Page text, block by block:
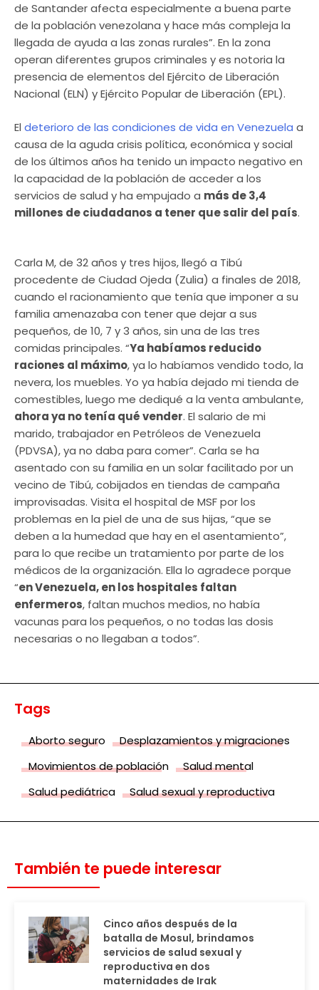
de Santander afecta especialmente a buena parte
de la población venezolana y hace más compleja la
llegada de ayuda a las zonas rurales”. En la zona
operan diferentes grupos criminales y es notoria la
presencia de elementos del Ejército de Liberación
Nacional (ELN) y Ejército Popular de Liberación (EPL).
El deterioro de las condiciones de vida en Venezuela a
causa de la aguda crisis política, económica y social
de los últimos años ha tenido un impacto negativo en
la capacidad de la población de acceder a los
servicios de salud y ha empujado a más de 3,4
millones de ciudadanos a tener que salir del país.
Carla M, de 32 años y tres hijos, llegó a Tibú
procedente de Ciudad Ojeda (Zulia) a finales de 2018,
cuando el racionamiento que tenía que imponer a su
familia amenazaba con tener que dejar a sus
pequeños, de 10, 7 y 3 años, sin una de las tres
comidas principales. “Ya habíamos reducido
raciones al máximo, ya lo habíamos vendido todo, la
nevera, los muebles. Yo ya había dejado mi tienda de
comestibles, luego me dediqué a la venta ambulante,
ahora ya no tenía qué vender. El salario de mi
marido, trabajador en Petróleos de Venezuela
(PDVSA), ya no daba para comer”. Carla se ha
asentado con su familia en un solar facilitado por un
vecino de Tibú, cobijados en tiendas de campaña
improvisadas. Visita el hospital de MSF por los
problemas en la piel de una de sus hijas, “que se
deben a la humedad que hay en el asentamiento”,
para lo que recibe un tratamiento por parte de los
médicos de la organización. Ella lo agradece porque
“en Venezuela, en los hospitales faltan
enfermeros, faltan muchos medios, no había
vacunas para los pequeños, o no todas las dosis
necesarias o no llegaban a todos”.
Tags
Aborto seguro
Desplazamientos y migraciones
Movimientos de población
Salud mental
Salud pediátrica
Salud sexual y reproductiva
También te puede interesar
Cinco años después de la
batalla de Mosul, brindamos
servicios de salud sexual y
reproductiva en dos
maternidades de Irak